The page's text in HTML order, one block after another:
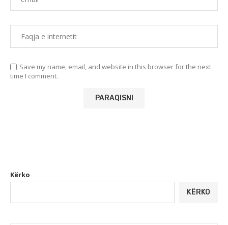
Save my name, email, and website in this browser for the next
time I comment.
Kërko
KËRKO